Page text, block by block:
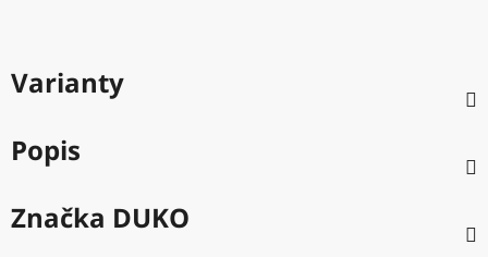
Varianty
Popis
Značka DUKO